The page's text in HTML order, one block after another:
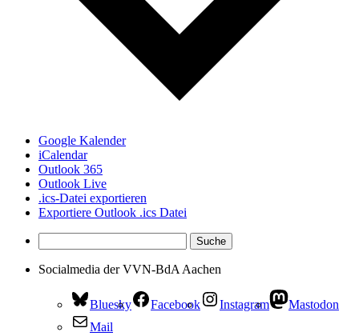
Google Kalender
iCalendar
Outlook 365
Outlook Live
.ics-Datei exportieren
Exportiere Outlook .ics Datei
Socialmedia der VVN-BdA Aachen
Bluesky Facebook Instagram
Mastodon
Mail